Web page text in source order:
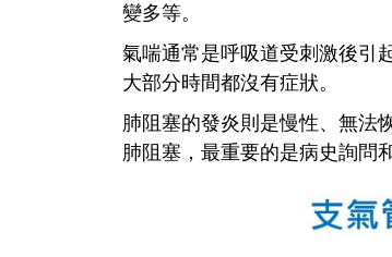
變多等。
氣喘通常是呼吸道受刺激後引
大部分時間都沒有症狀。
肺阻塞的發炎則是慢性、無法
肺阻塞，最重要的是病史詢問